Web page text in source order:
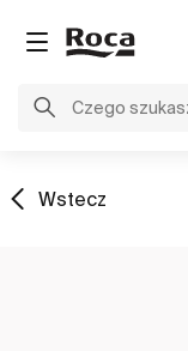
Wstecz